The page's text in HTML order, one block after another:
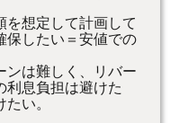
想定して計画して
保したい＝安値での
ンは難しく、リバー
利息負担は避けた
い。